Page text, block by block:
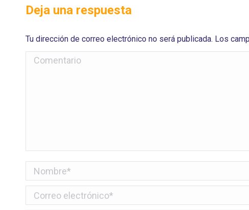
Deja una respuesta
Tu dirección de correo electrónico no será publicada. Los
Comentario
Nombre *
Correo electrónico *